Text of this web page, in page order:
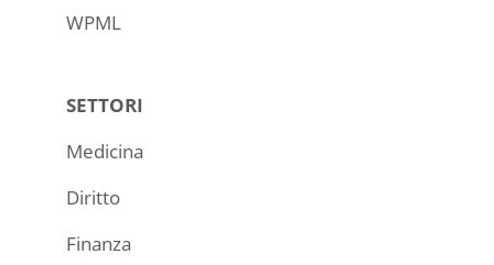
WPML
SETTORI
Medicina
Diritto
Finanza